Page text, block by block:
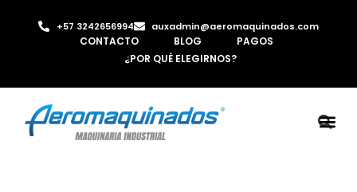
+57 3242656994 auxadmin@aeromaquinados.com
CONTACTO BLOG
PAGOS
¿POR QUÉ ELEGIRNOS?